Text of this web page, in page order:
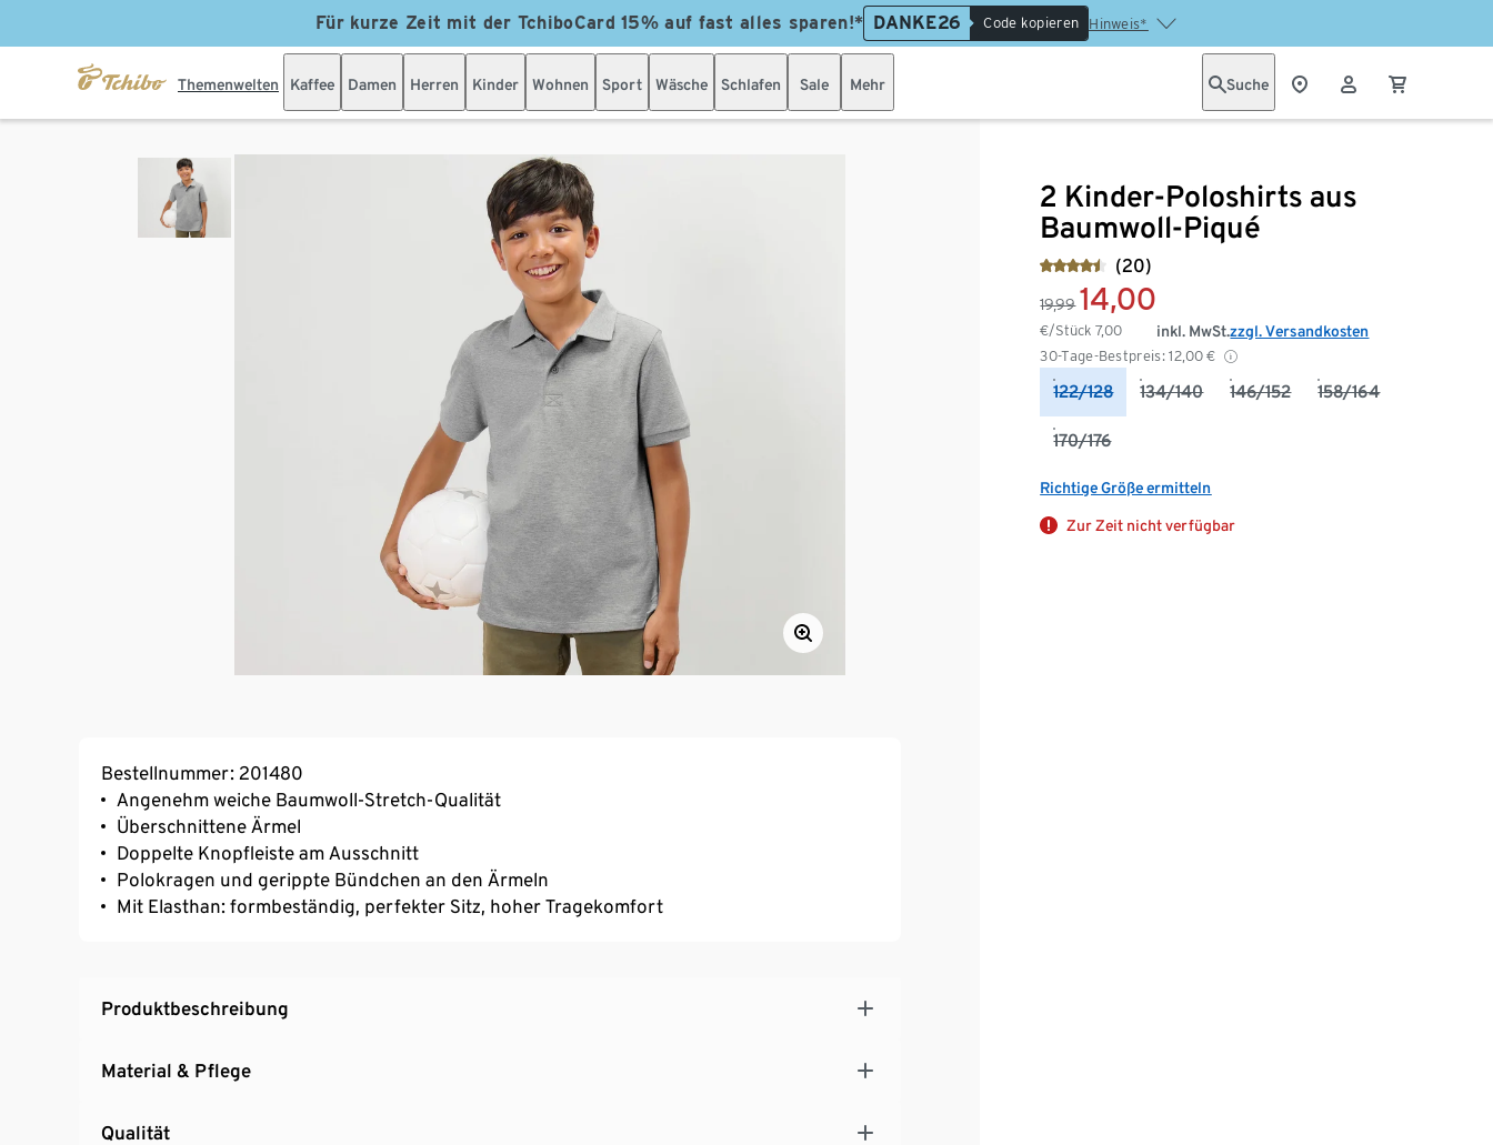
Für kurze Zeit mit der TchiboCard 15% auf fast alles sparen!* DANKE26 Code kopieren Hinweis*
Themenwelten Kaffee Damen Herren Kinder Wohnen Sport Wäsche Schlafen Sale Mehr Suche
2 Kinder-Poloshirts aus
Baumwoll-Piqué
(20)
19,99 14,00
€/Stück7,00
30-Tage-Bestpreis: 12,00 €
inkl. MwSt.zzgl. Versandkosten
122/128 134/140 146/152 158/164
170/176
Richtige Größe ermitteln
Zur Zeit nicht verfügbar
Bestellnummer: 201480
Angenehm weiche Baumwoll-Stretch-Qualität
Überschnittene Ärmel
Doppelte Knopfleiste am Ausschnitt
Polokragen und gerippte Bündchen an den Ärmeln
Mit Elasthan: formbeständig, perfekter Sitz, hoher Tragekomfort
Produktbeschreibung
Material & Pflege
Qualität